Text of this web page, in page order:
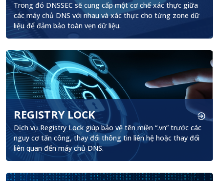
Trong đó DNSSEC sẽ cung cấp một cơ chế xác thực giữa
các máy chủ DNS với nhau và xác thực cho từng zone dữ
liệu để đảm bảo toàn vẹn dữ liệu.
REGISTRY LOCK .
Dịch vụ Registry Lock giúp bảo vệ tên miền “.vn” trước các
nguy cơ tấn công, thay đổi thông tin liên hệ hoặc thay đổi
liên quan đến máy chủ DNS.